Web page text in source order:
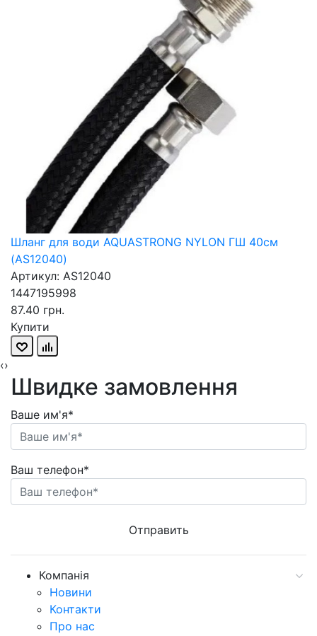
Шланг для води AQUASTRONG NYLON ГШ 40см
(AS12040)
Артикул: AS12040
1447195998
87.40 грн.
Купити
‹›
Швидке замовлення
Ваше им'я*
Ваш телефон*
Компанія
Новини
Контакти
Про нас